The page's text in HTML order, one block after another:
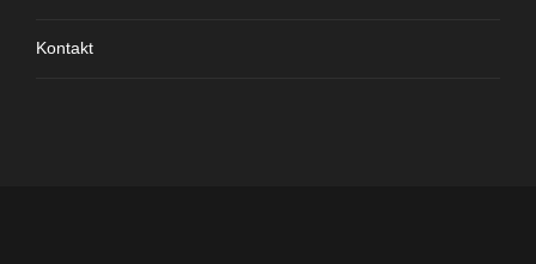
Kontakt